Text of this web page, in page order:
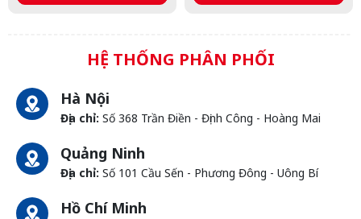
HỆ THỐNG PHÂN PHỐI
Hà Nội
Địa chỉ: Số 368 Trần Điền - Định Công - Hoàng Mai
Quảng Ninh
Địa chỉ: Số 101 Cầu Sến - Phương Đông - Uông Bí
Hồ Chí Minh